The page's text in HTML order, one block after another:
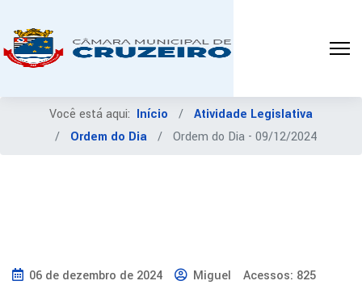
Você está aqui: Início
Atividade Legislativa
Ordem do Dia
Ordem do Dia - 09/12/2024
06 de dezembro de 2024 Miguel Acessos: 825